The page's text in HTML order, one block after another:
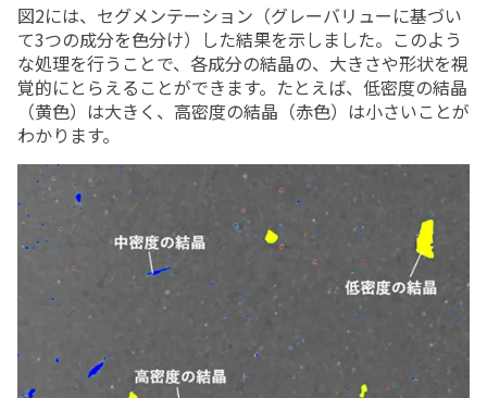
図2には、セグメンテーション（グレーバリューに基づい
て3つの成分を色分け）した結果を示しました。このよう
な処理を行うことで、各成分の結晶の、大きさや形状を視
覚的にとらえることができます。たとえば、低密度の結晶
（黄色）は大きく、高密度の結晶（赤色）は小さいことが
わかります。